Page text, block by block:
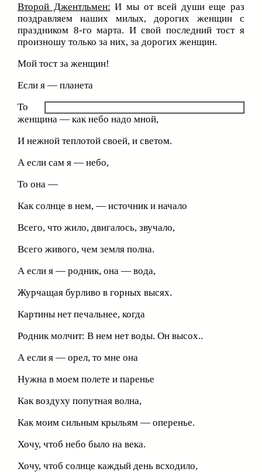
Второй Джентльмен: И мы от всей души еще раз
поздравляем наших милых, дорогих женщин с
праздником 8-го марта. И свой последний тост я
произношу только за них, за дорогих женщин.
Мой тост за женщин!
Если я — планета
То
женщина — как небо надо мной,
И нежной теплотой своей, и светом.
А если сам я — небо,
То она —
Как солнце в нем, — источник и начало
Всего, что жило, двигалось, звучало,
Всего живого, чем земля полна.
А если я — родник, она — вода,
Журчащая бурливо в горных высях.
Картины нет печальнее, когда
Родник молчит: В нем нет воды. Он высох..
А если я — орел, то мне она
Нужна в моем полете и паренье
Как воздуху попутная волна,
Как моим сильным крыльям — оперенье.
Хочу, чтоб небо было на века.
Хочу, чтоб солнце каждый день всходило,